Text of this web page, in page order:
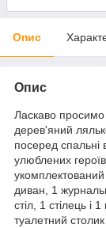
Опис
Опис
Ласкаво
дерев'яний
посеред спальні
улюблених
диван, 1
стіл, 1 стілець і
туалетний